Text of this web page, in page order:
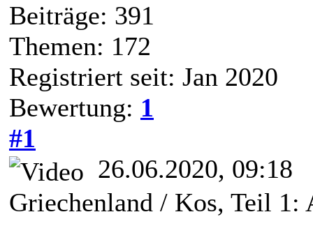
Beiträge: 391
Themen: 172
Registriert seit: Jan 2020
Bewertung: 1
#1
26.06.2020, 09:18
Griechenland / Kos, Teil